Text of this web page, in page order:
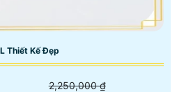
Thiết Kế Đẹp
2,250,000 ₫